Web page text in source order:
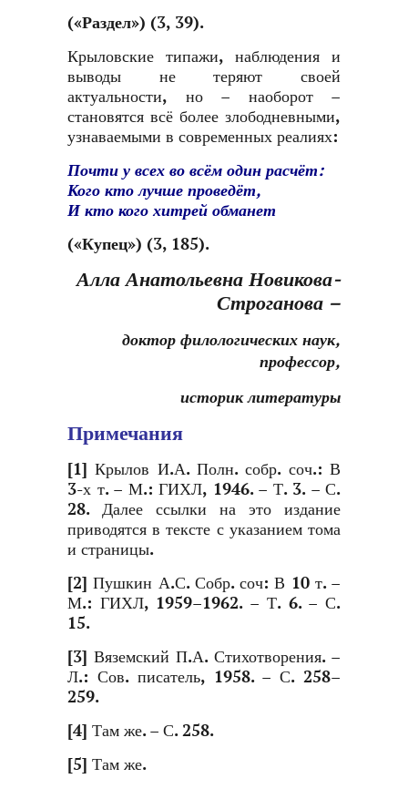
(«Раздел») (3, 39).
Крыловские типажи, наблюдения и
выводы не теряют своей
актуальности, но – наоборот –
становятся всё более злободневными,
узнаваемыми в современных реалиях:
Почти у всех во всём один расчёт:
Кого кто лучше проведёт,
И кто кого хитрей обманет
(«Купец») (3, 185).
Алла Анатольевна Новикова-
Строганова –
доктор филологических наук,
профессор,
историк литературы
Примечания
[1] Крылов И.А. Полн. собр. соч.: В
3-х т. – М.: ГИХЛ, 1946. – Т. 3. – С.
28. Далее ссылки на это издание
приводятся в тексте с указанием тома
и страницы.
[2] Пушкин А.С. Собр. соч: В 10 т. –
М.: ГИХЛ, 1959–1962. – Т. 6. – С.
15.
[3] Вяземский П.А. Стихотворения. –
Л.: Сов. писатель, 1958. – С. 258–
259.
[4] Там же. – С. 258.
[5] Там же.